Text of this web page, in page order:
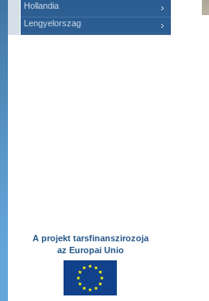
Hollandia
Lengyelorszag
A projekt tarsfinanszirozoja
az Europai Unio